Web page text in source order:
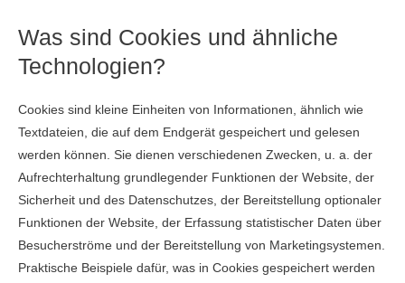
Was sind Cookies und ähnliche
Technologien?
Cookies sind kleine Einheiten von Informationen, ähnlich wie
Textdateien, die auf dem Endgerät gespeichert und gelesen
werden können. Sie dienen verschiedenen Zwecken, u. a. der
Aufrechterhaltung grundlegender Funktionen der Website, der
Sicherheit und des Datenschutzes, der Bereitstellung optionaler
Funktionen der Website, der Erfassung statistischer Daten über
Besucherströme und der Bereitstellung von Marketingsystemen.
Praktische Beispiele dafür, was in Cookies gespeichert werden